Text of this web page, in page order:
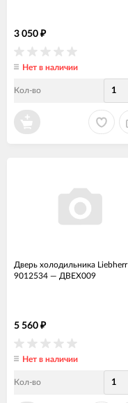
3 050 ₽
Нет в наличии
Кол-во
Дверь холодильника Liebherr
9012534 — ДВЕХ009
5 560 ₽
Нет в наличии
Кол-во